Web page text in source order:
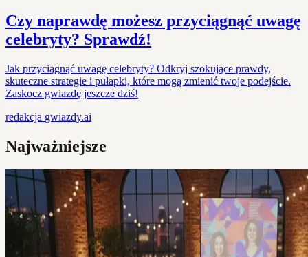
Czy naprawdę możesz przyciągnąć uwagę
celebryty? Sprawdź!
Jak przyciągnąć uwagę celebryty? Odkryj szokujące prawdy,
skuteczne strategie i pułapki, które mogą zmienić twoje podejście.
Zaskocz gwiazdę jeszcze dziś!
redakcja gwiazdy.ai
Najważniejsze